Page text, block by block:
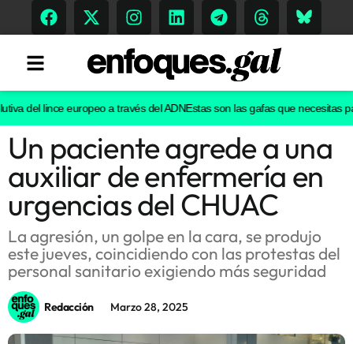
Tendencias
Memoria Histórica
Gastronomía
Escenarios
del lince europeo a través del ADNEstas son las gafas que necesitas
Un paciente agrede a una
auxiliar de enfermería en
urgencias del CHUAC
La agresión, un golpe en la cara, se produjo
este jueves, coincidiendo con las protestas del
personal sanitario exigiendo más seguridad
Redacción Marzo 28, 2025